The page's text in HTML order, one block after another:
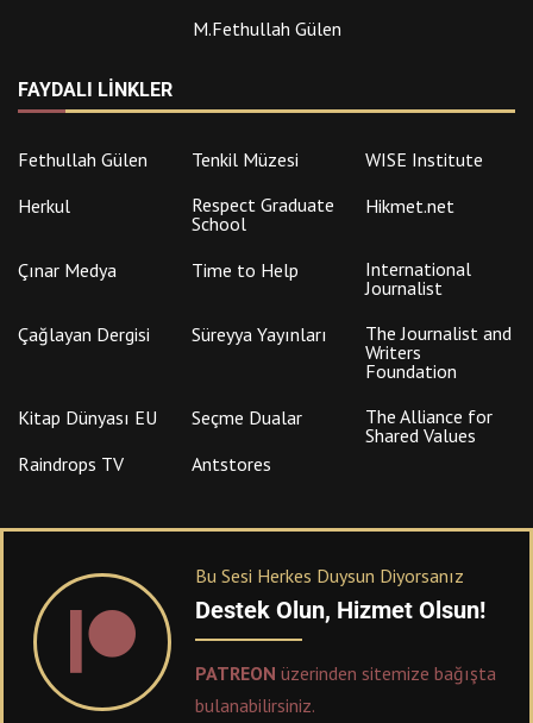
M.Fethullah Gülen
FAYDALI LINKLER
Fethullah Gülen Tenkil Müzesi
WISE Institute
Herkul
Respect Graduate
School
Hikmet.net
Çınar Medya Time to Help
International
Journalist
Çağlayan Dergisi
Süreyya Yayınları
The Journalist and
Writers
Foundation
Kitap Dünyası EU
Seçme Dualar
The Alliance for
Shared Values
Raindrops TV
Antstores
Bu Sesi Herkes Duysun Diyorsanız
Destek Olun, Hizmet Olsun!
PATREON üzerinden sitemize bağışta
bulanabilirsiniz.